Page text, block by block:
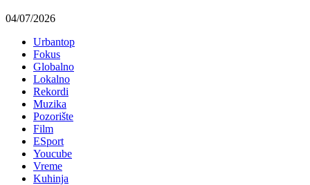
04/07/2026
Urbantop
Fokus
Globalno
Lokalno
Rekordi
Muzika
Pozorište
Film
ESport
Youcube
Vreme
Kuhinja